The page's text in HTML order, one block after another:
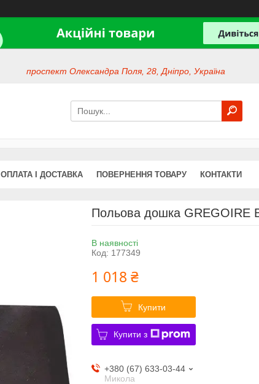
проспект Олександра Поля, 28, Дніпро, Україна
ОПЛАТА І ДОСТАВКА ПОВЕРНЕННЯ ТОВАРУ КОНТАКТИ
Польова дошка GREGOIRE
В наявності
Код: 177349
1 018 ₴
Купити
Купити з
+380 (67) 633-03-44
Микола